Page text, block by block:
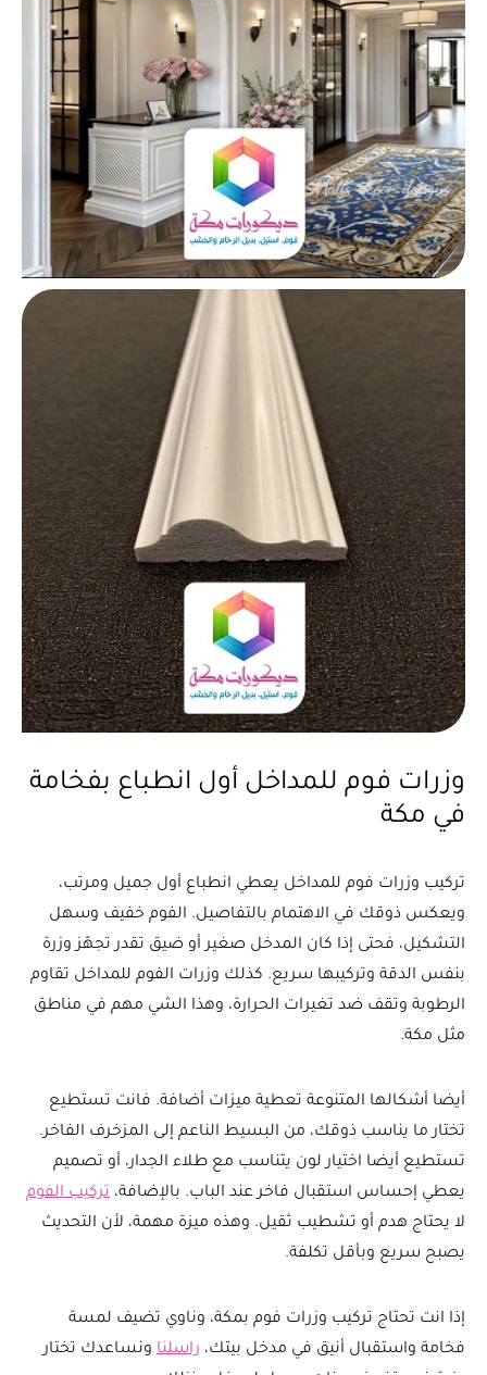
وزرات فوم للمداخل أول انطباع بفخامة
في مكة
تركيب وزرات فوم للمداخل يعطي انطباع أول جميل ومرتب،
ويعكس ذوقك في الاهتمام بالتفاصيل. الفوم خفيف وسهل
التشكيل، فحتى إذا كان المدخل صغير أو ضيق تقدر تجهّز وزرة
بنفس الدقة وتركيبها سريع. كذلك وزرات الفوم للمداخل تقاوم
الرطوبة وتقف ضد تغيرات الحرارة، وهذا الشي مهم في مناطق
مثل مكة.
أيضا أشكالها المتنوعة تعطية ميزات أضافة. فانت تستطيع
تختار ما يناسب ذوقك، من البسيط الناعم إلى المزخرف الفاخر.
تستطيع أيضا اختيار لون يتناسب مع طلاء الجدار، أو تصميم
يعطي إحساس استقبال فاخر عند الباب. بالإضافة، تركيب الفوم
لا يحتاج هدم أو تشطيب ثقيل. وهذه ميزة مهمة، لأن التحديث
يصبح سريع وبأقل تكلفة.
إذا انت تحتاج تركيب وزرات فوم بمكة، وناوي تضيف لمسة
فخامة واستقبال أنيق في مدخل بيتك، راسلنا ونساعدك تختار